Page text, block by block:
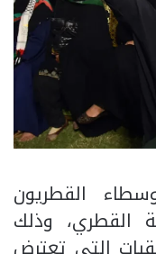
القطريون
القطري، وذلك